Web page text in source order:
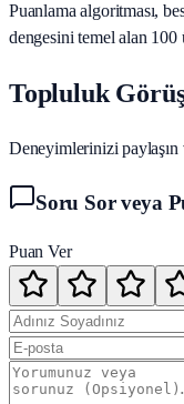
Puanlama algoritması,
dengesini temel alan 100
Topluluk
Deneyimlerinizi paylaşın
Soru Sor veya
Puan Ver